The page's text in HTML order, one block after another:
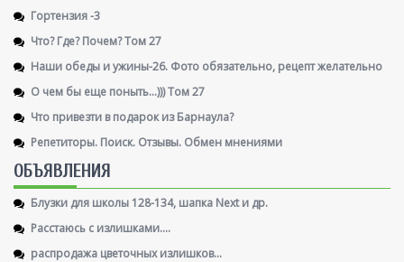
Гортензия -3
Что? Где? Почем? Том 27
Наши обеды и ужины-26. Фото обязательно, рецепт желательно
О чем бы еще поныть...))) Том 27
Что привезти в подарок из Барнаула?
Репетиторы. Поиск. Отзывы. Обмен мнениями
ОБЪЯВЛЕНИЯ
Блузки для школы 128-134, шапка Next и др.
Расстаюсь с излишками....
распродажа цветочных излишков...